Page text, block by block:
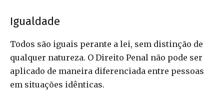
Igualdade
Todos são iguais perante a lei, sem distinção de
qualquer natureza. O Direito Penal não pode ser
aplicado de maneira diferenciada entre pessoas
em situações idênticas.